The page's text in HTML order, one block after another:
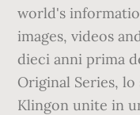
world's
images, videos
dieci anni prima
Original Series,
Klingon unite in